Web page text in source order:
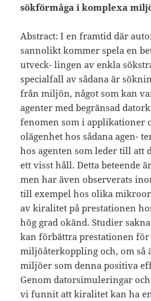
sökförmåga i komplexa
Abstract: I en framtid där
sannolikt kommer spela en
utveck- lingen av enkla
specialfall av sådana är
från miljön, något som kan
agenter med begränsad
fenomen som i applikationer
olägenhet hos sådana agen-
hos agenten som leder till att
ett visst håll. Detta beteende
men har även observerats
till exempel hos olika
av kiralitet på prestationen
hög grad okänd. Studier
kan förbättra prestationen för
miljöåterkoppling och, om så
miljöer som denna positiva
Genom datorsimuleringar
vi funnit att kiralitet kan ha